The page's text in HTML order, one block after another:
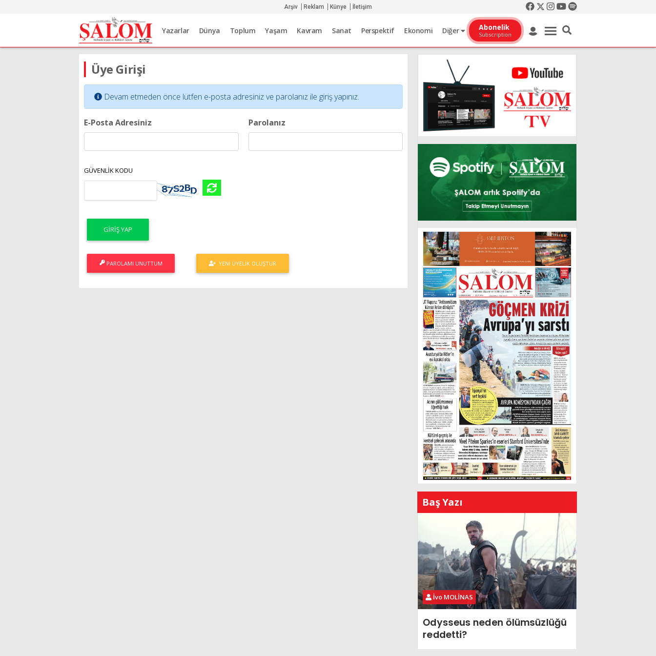
Arşiv Reklam Künye İletişim
Yazarlar Dünya Toplum Yaşam Kavram Sanat Perspektif Ekonomi Diğer Abonelik
Subscription
Üye Girişi
Devam etmeden önce lütfen e-posta adresiniz ve parolanız ile giriş yapınız.
E-Posta Adresiniz Parolanız
GÜVENLİK KODU
PAROLAMI UNUTTUM YENI ÜYELIK OLUŞTUR
Baş Yazı
İvo MOLİNAS
Odysseus neden ölümsüzlüğü
reddetti?